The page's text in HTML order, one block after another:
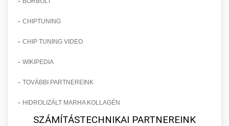
- CHIPTUNING
- CHIP TUNING VIDEO
- WIKIPEDIA
- TOVÁBBI PARTNEREINK
- HIDROLIZÁLT MARHA KOLLAGÉN
SZÁMÍTÁSTECHNIKAI PARTNEREINK